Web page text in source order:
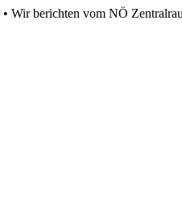
• Wir berichten vom NÖ